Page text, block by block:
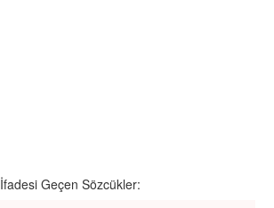
İfadesi Geçen Sözcükler: